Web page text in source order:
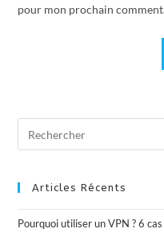
pour mon prochain
Articles Récents
Pourquoi utiliser un VPN ? 6